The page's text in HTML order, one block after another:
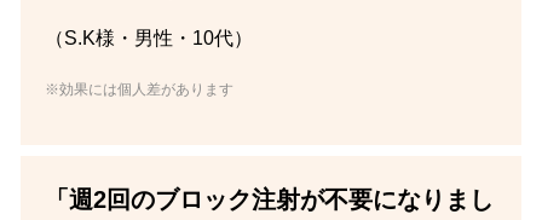
（S.K様・男性・10代）
※効果には個人差があります
「週2回のブロック注射が不要になりまし